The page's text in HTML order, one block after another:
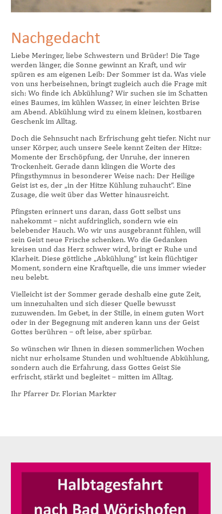
Nachgedacht
Liebe Meringer, liebe Schwestern und Brüder! Die Tage
werden länger, die Sonne gewinnt an Kraft, und wir
spüren es am eigenen Leib: Der Sommer ist da. Was viele
von uns herbeisehnen, bringt zugleich auch die Frage mit
sich: Wo finde ich Abkühlung? Wir suchen sie im Schatten
eines Baumes, im kühlen Wasser, in einer leichten Brise
am Abend. Abkühlung wird zu einem kleinen, kostbaren
Geschenk im Alltag.
Doch die Sehnsucht nach Erfrischung geht tiefer. Nicht nur
unser Körper, auch unsere Seele kennt Zeiten der Hitze:
Momente der Erschöpfung, der Unruhe, der inneren
Trockenheit. Gerade dann klingen die Worte des
Pfingsthymnus in besonderer Weise nach: Der Heilige
Geist ist es, der „in der Hitze Kühlung zuhaucht“. Eine
Zusage, die weit über das Wetter hinausreicht.
Pfingsten erinnert uns daran, dass Gott selbst uns
nahekommt – nicht aufdringlich, sondern wie ein
belebender Hauch. Wo wir uns ausgebrannt fühlen, will
sein Geist neue Frische schenken. Wo die Gedanken
kreisen und das Herz schwer wird, bringt er Ruhe und
Klarheit. Diese göttliche „Abkühlung“ ist kein flüchtiger
Moment, sondern eine Kraftquelle, die uns immer wieder
neu belebt.
Vielleicht ist der Sommer gerade deshalb eine gute Zeit,
um innezuhalten und sich dieser Quelle bewusst
zuzuwenden. Im Gebet, in der Stille, in einem guten Wort
oder in der Begegnung mit anderen kann uns der Geist
Gottes berühren – oft leise, aber spürbar.
So wünschen wir Ihnen in diesen sommerlichen Wochen
nicht nur erholsame Stunden und wohltuende Abkühlung,
sondern auch die Erfahrung, dass Gottes Geist Sie
erfrischt, stärkt und begleitet – mitten im Alltag.
Ihr Pfarrer Dr. Florian Markter